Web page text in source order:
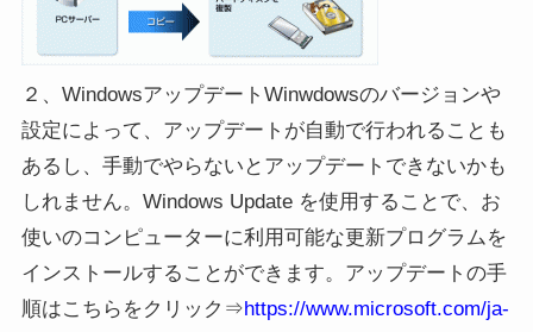
２、WindowsアップデートWinwdowsのバージョンや
設定によって、アップデートが自動で行われることも
あるし、手動でやらないとアップデートできないかも
しれません。Windows Update を使用することで、お
使いのコンピューターに利用可能な更新プログラムを
インストールすることができます。アップデートの手
順はこちらをクリック⇒https://www.microsoft.com/ja-